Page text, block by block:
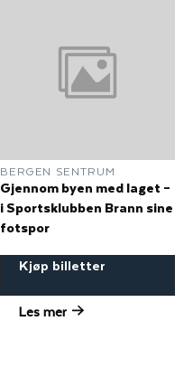
BERGEN SENTRUM
Gjennom byen med laget –
i Sportsklubben Brann sine
fotspor
Kjøp billetter
Les mer